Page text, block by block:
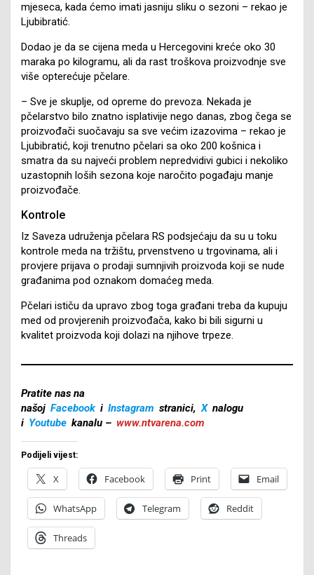
mjeseca, kada ćemo imati jasniju sliku o sezoni – rekao je
Ljubibratić.
Dodao je da se cijena meda u Hercegovini kreće oko 30
maraka po kilogramu, ali da rast troškova proizvodnje sve
više opterećuje pčelare.
– Sve je skuplje, od opreme do prevoza. Nekada je
pčelarstvo bilo znatno isplativije nego danas, zbog čega se
proizvođači suočavaju sa sve većim izazovima – rekao je
Ljubibratić, koji trenutno pčelari sa oko 200 košnica i
smatra da su najveći problem nepredvidivi gubici i nekoliko
uzastopnih loših sezona koje naročito pogađaju manje
proizvođače.
Kontrole
Iz Saveza udruženja pčelara RS podsjećaju da su u toku
kontrole meda na tržištu, prvenstveno u trgovinama, ali i
provjere prijava o prodaji sumnjivih proizvoda koji se nude
građanima pod oznakom domaćeg meda.
Pčelari ističu da upravo zbog toga građani treba da kupuju
med od provjerenih proizvođača, kako bi bili sigurni u
kvalitet proizvoda koji dolazi na njihove trpeze.
Pratite nas na
našoj Facebook i Instagram stranici, X nalogu
i Youtube kanalu – www.ntvarena.com
Podijeli vijest:
X Facebook Print Email
WhatsApp Telegram Reddit
Threads